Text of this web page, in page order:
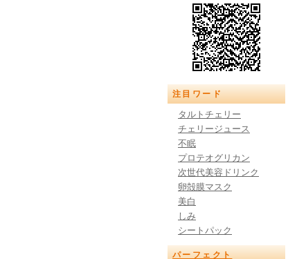
注目ワード
タルトチェリー
チェリージュース
不眠
プロテオグリカン
次世代美容ドリンク
卵殻膜マスク
美白
しみ
シートパック
パーフェクト